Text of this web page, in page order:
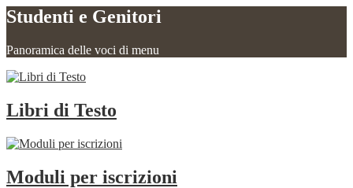
Studenti e Genitori
Panoramica delle voci di menu
Libri di Testo
Moduli per iscrizioni